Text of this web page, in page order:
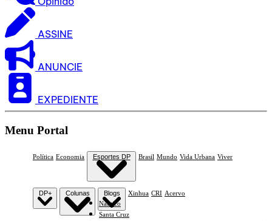
ASSINE
ANUNCIE
EXPEDIENTE
Menu Portal
Política Economia Esportes DP
Náutico
Santa Cruz
Brasil Mundo Vida Urbana Viver
DP+ Colunas Blogs Xinhua CRI Acervo